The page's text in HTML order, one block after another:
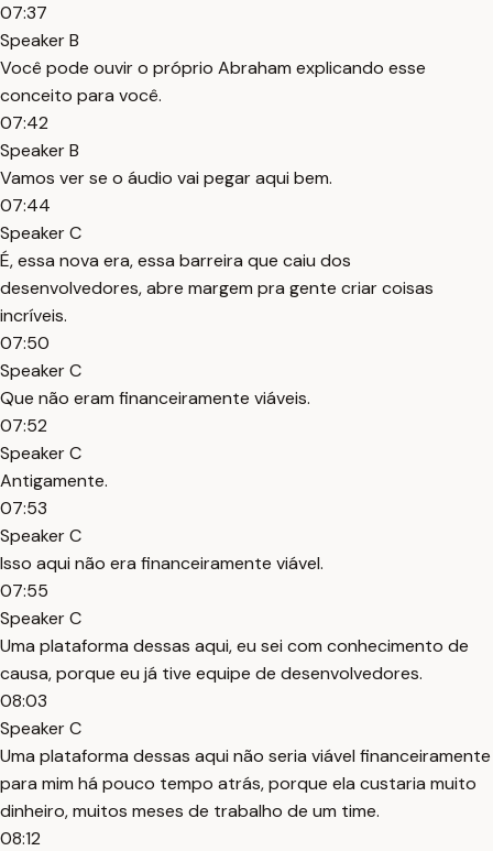
07:37
Speaker B
Você pode ouvir o próprio Abraham explicando esse
conceito para você.
07:42
Speaker B
Vamos ver se o áudio vai pegar aqui bem.
07:44
Speaker C
É, essa nova era, essa barreira que caiu dos
desenvolvedores, abre margem pra gente criar coisas
incríveis.
07:50
Speaker C
Que não eram financeiramente viáveis.
07:52
Speaker C
Antigamente.
07:53
Speaker C
Isso aqui não era financeiramente viável.
07:55
Speaker C
Uma plataforma dessas aqui, eu sei com conhecimento de
causa, porque eu já tive equipe de desenvolvedores.
08:03
Speaker C
Uma plataforma dessas aqui não seria viável financeiramente
para mim há pouco tempo atrás, porque ela custaria muito
dinheiro, muitos meses de trabalho de um time.
08:12